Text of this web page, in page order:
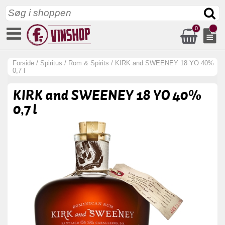
0
Forside / Spiritus / Rom & Spirits / KIRK and SWEENEY 18 YO 40%
0,7 l
KIRK and SWEENEY 18 YO 40%
0,7 l